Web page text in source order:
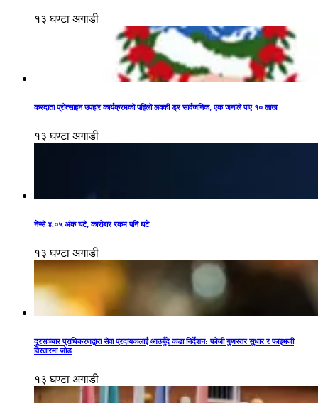
१३ घण्टा अगाडी
करदाता प्रोत्साहन उपहार कार्यक्रमको पहिलो लक्की ड्र सार्वजनिक, एक जनाले पाए १० लाख
१३ घण्टा अगाडी
नेप्से ४.०५ अंक घटे, कारोबार रकम पनि घटे
१३ घण्टा अगाडी
दूरसञ्चार प्राधिकरणद्वारा सेवा प्रदायकलाई आठबुँदे कडा निर्देशन: फोजी गुणस्तर सुधार र फाइभजी
विस्तारमा जोड
१३ घण्टा अगाडी